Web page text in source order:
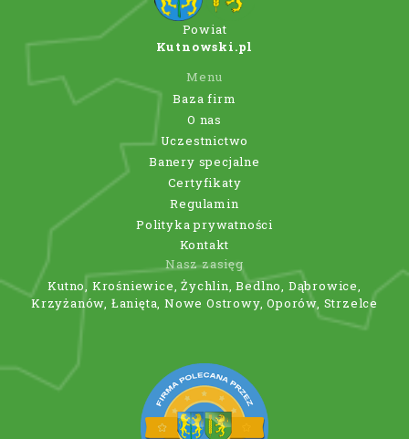
Powiat
Kutnowski.pl
Menu
Baza firm
O nas
Uczestnictwo
Banery specjalne
Certyfikaty
Regulamin
Polityka prywatności
Kontakt
Nasz zasięg
Kutno, Krośniewice, Żychlin, Bedlno, Dąbrowice,
Krzyżanów, Łanięta, Nowe Ostrowy, Oporów, Strzelce